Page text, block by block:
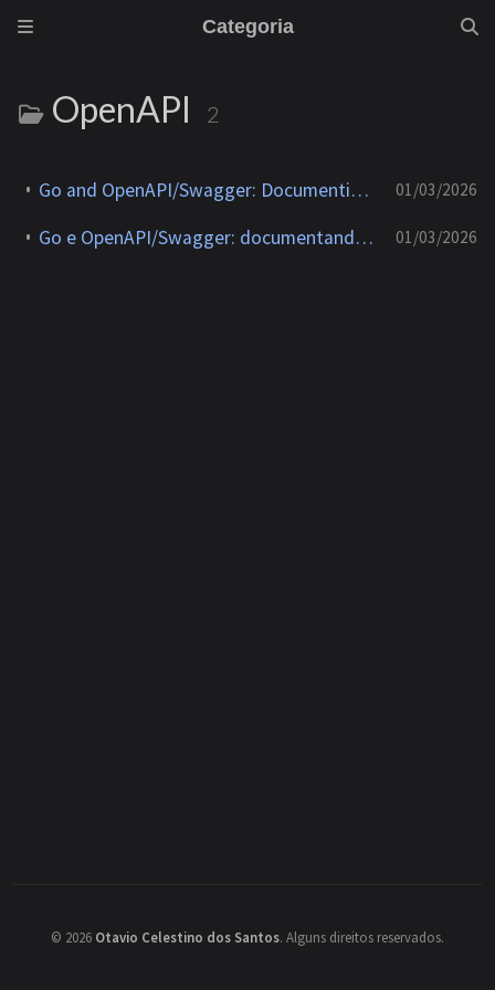
Categoria
OpenAPI 2
Go and OpenAPI/Swagger: Documenting REST APIs the Right Way 01/03/2026
Go e OpenAPI/Swagger: documentando APIs REST do jeito certo 01/03/2026
© 2026 Otavio Celestino dos Santos. Alguns direitos reservados.